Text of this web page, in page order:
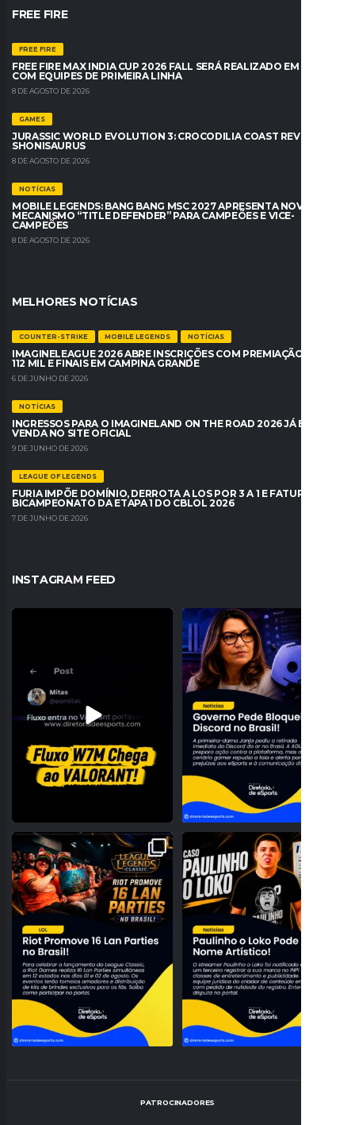
FREE FIRE
FREE FIRE
FREE FIRE MAX INDIA CUP 2026 FALL SERÁ REALIZADO EM BREVE
COM EQUIPES DE PRIMEIRA LINHA
8 DE AGOSTO DE 2026
GAMES
JURASSIC WORLD EVOLUTION 3: CROCODILIA COAST REVELA O
SHONISAURUS
8 DE AGOSTO DE 2026
NOTÍCIAS
MOBILE LEGENDS: BANG BANG MSC 2027 APRESENTA NOVO
MECANISMO “TITLE DEFENDER” PARA CAMPEÕES E VICE-
CAMPEÕES
8 DE AGOSTO DE 2026
MELHORES NOTÍCIAS
COUNTER-STRIKE MOBILE LEGENDS NOTÍCIAS
IMAGINELEAGUE 2026 ABRE INSCRIÇÕES COM PREMIAÇÃO DE R$
112 MIL E FINAIS EM CAMPINA GRANDE
6 DE JUNHO DE 2026
NOTÍCIAS
INGRESSOS PARA O IMAGINELAND ON THE ROAD 2026 JÁ ESTÃO À
VENDA NO SITE OFICIAL
9 DE JUNHO DE 2026
LEAGUE OF LEGENDS
FURIA IMPÕE DOMÍNIO, DERROTA A LOS POR 3 A 1 E FATURA O
BICAMPEONATO DA ETAPA 1 DO CBLOL 2026
7 DE JUNHO DE 2026
INSTAGRAM FEED
JANJA PEDE BLOQUEIO DO DISCORD
NO BRASIL E...
170 21
A NOSTALGIA VAI DOMINAR O BRASIL!
RIOT ANUNCIA 16...
28 0
PROBLEMAS NO REGISTRO! PAULINHO
O LOKO PODE PERDER
159
PATROCINADORES